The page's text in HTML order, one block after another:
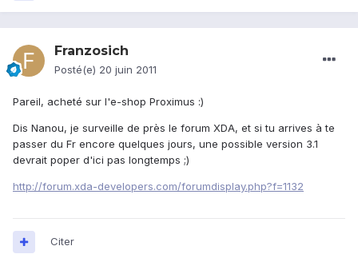
Franzosich
Posté(e) 20 juin 2011
Pareil, acheté sur l'e-shop Proximus :)
Dis Nanou, je surveille de près le forum XDA, et si tu arrives à te
passer du Fr encore quelques jours, une possible version 3.1
devrait poper d'ici pas longtemps ;)
http://forum.xda-developers.com/forumdisplay.php?f=1132
Citer